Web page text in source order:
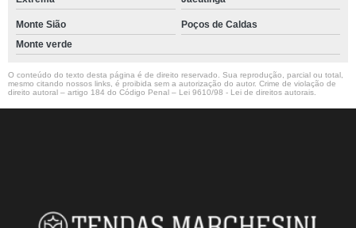
Monte Sião
Poços de Caldas
Monte verde
O conteúdo do texto desta página é de direito reservado. Sua reprodução, parcial ou total,
mesmo citando nossos links, é proibida sem a autorização do autor. Crime de violação de
direito autoral – artigo 184 do Código Penal – Lei 9610/98 - Lei de direitos autorais